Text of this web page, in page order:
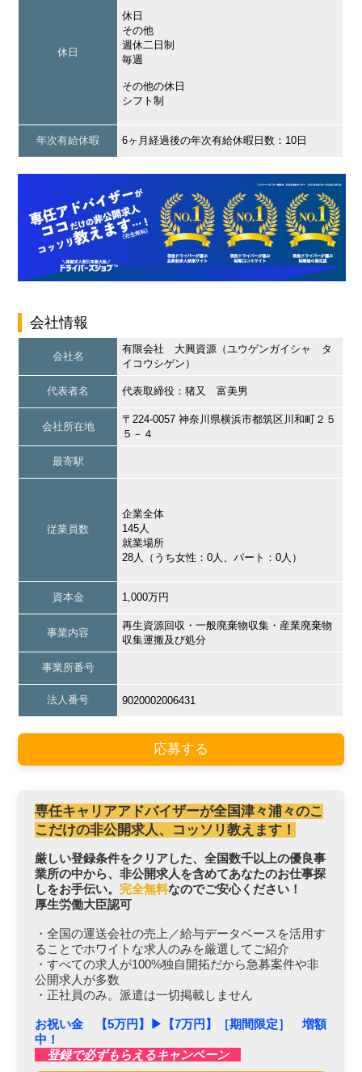
休日
休日
その他
週休二日制
毎週
その他の休日
シフト制
年次有給休暇 6ヶ月経過後の年次有給休暇日数：10日
会社情報
会社名
有限会社 大興資源（ユウゲンガイシャ タ
イコウシゲン）
代表者名 代表取締役：猪又 富美男
会社所在地
〒224-0057 神奈川県横浜市都筑区川和町２５
５－４
最寄駅
従業員数
企業全体
145人
就業場所
28人（うち女性：0人、パート：0人）
資本金 1,000万円
事業内容
再生資源回収・一般廃棄物収集・産業廃棄物
収集運搬及び処分
事業所番号
法人番号 9020002006431
応募する
専任キャリアアドバイザーが全国津々浦々のこ
こだけの非公開求人、コッソリ教えます！
厳しい登録条件をクリアした、全国数千以上の優良事
業所の中から、非公開求人を含めてあなたのお仕事探
しをお手伝い。 完全無料なのでご安心ください！
厚生労働大臣認可
・全国の運送会社の売上／給与データベースを活用す
ることでホワイトな求人のみを厳選してご紹介
・すべての求人が100%独自開拓だから急募案件や非
公開求人が多数
・正社員のみ。派遣は一切掲載しません
お祝い金 【5万円】▶︎【7万円】［期間限定］ 増額
中！
登録で必ずもらえるキャンペーン